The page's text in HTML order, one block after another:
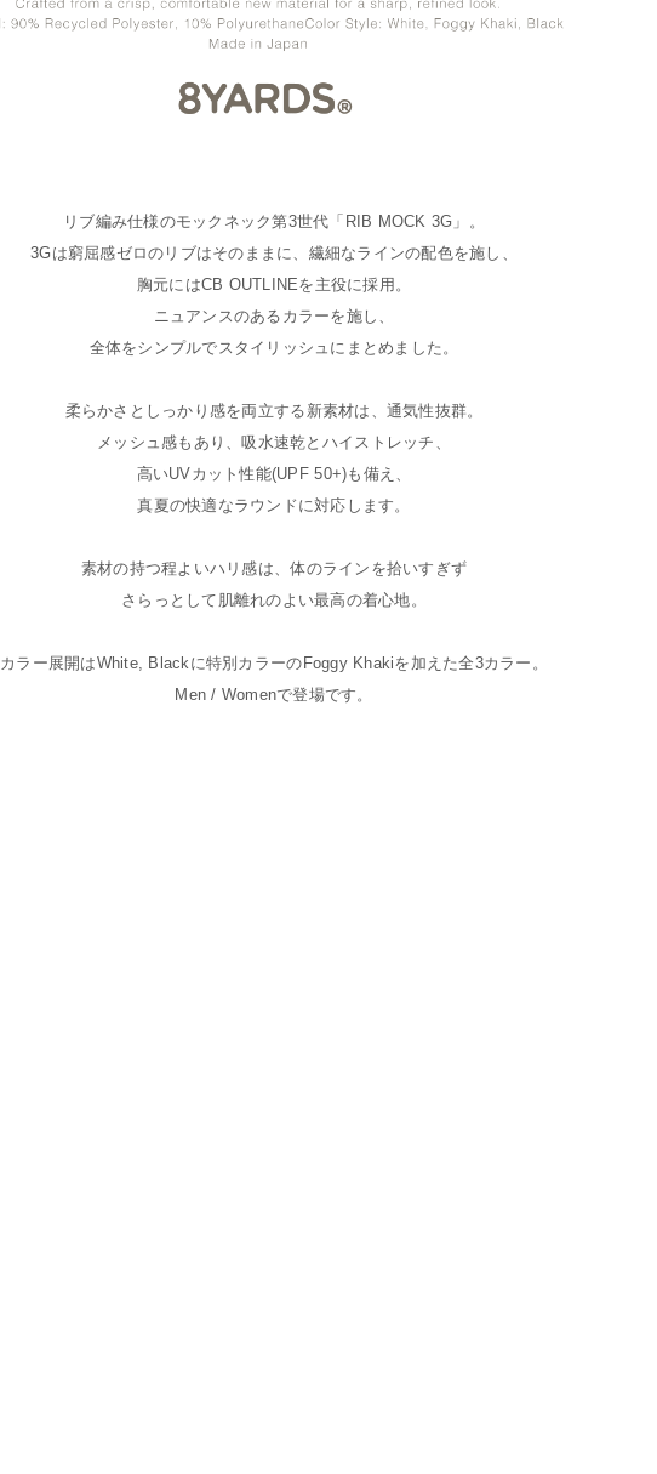
リブ編み仕様のモックネック第3世代「RIB MOCK 3G」。
3Gは窮屈感ゼロのリブはそのままに、繊細なラインの配色を施し、
胸元にはCB OUTLINEを主役に採用。
ニュアンスのあるカラーを施し、
全体をシンプルでスタイリッシュにまとめました。
柔らかさとしっかり感を両立する新素材は、通気性抜群。
メッシュ感もあり、吸水速乾とハイストレッチ、
高いUVカット性能(UPF 50+)も備え、
真夏の快適なラウンドに対応します。
素材の持つ程よいハリ感は、体のラインを拾いすぎず
さらっとして肌離れのよい最高の着心地。
カラー展開はWhite, Blackに特別カラーのFoggy Khakiを加えた全3カラー。
Men / Womenで登場です。